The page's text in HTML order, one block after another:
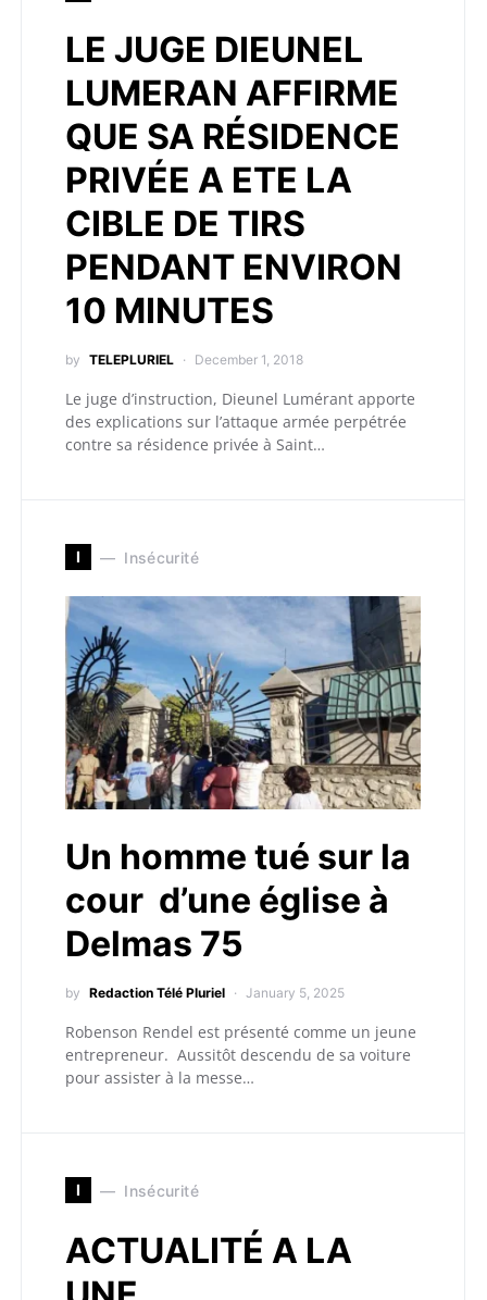
LE JUGE DIEUNEL
LUMERAN AFFIRME
QUE SA RÉSIDENCE
PRIVÉE A ETE LA
CIBLE DE TIRS
PENDANT ENVIRON
10 MINUTES
by TELEPLURIEL December 1, 2018
Le juge d’instruction, Dieunel Lumérant apporte
des explications sur l’attaque armée perpétrée
contre sa résidence privée à Saint…
I Insécurité
Un homme tué sur la
cour d’une église à
Delmas 75
by Redaction Télé Pluriel January 5, 2025
Robenson Rendel est présenté comme un jeune
entrepreneur. Aussitôt descendu de sa voiture
pour assister à la messe…
I Insécurité
ACTUALITÉ A LA